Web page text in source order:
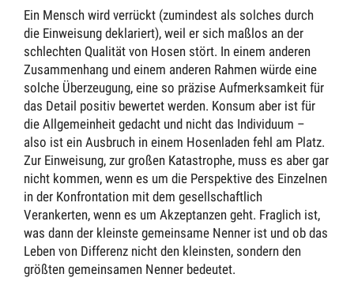
Ein Mensch wird verrückt (zumindest als solches durch
die Einweisung deklariert), weil er sich maßlos an der
schlechten Qualität von Hosen stört. In einem anderen
Zusammenhang und einem anderen Rahmen würde eine
solche Überzeugung, eine so präzise Aufmerksamkeit für
das Detail positiv bewertet werden. Konsum aber ist für
die Allgemeinheit gedacht und nicht das Individuum –
also ist ein Ausbruch in einem Hosenladen fehl am Platz.
Zur Einweisung, zur großen Katastrophe, muss es aber gar
nicht kommen, wenn es um die Perspektive des Einzelnen
in der Konfrontation mit dem gesellschaftlich
Verankerten, wenn es um Akzeptanzen geht. Fraglich ist,
was dann der kleinste gemeinsame Nenner ist und ob das
Leben von Differenz nicht den kleinsten, sondern den
größten gemeinsamen Nenner bedeutet.